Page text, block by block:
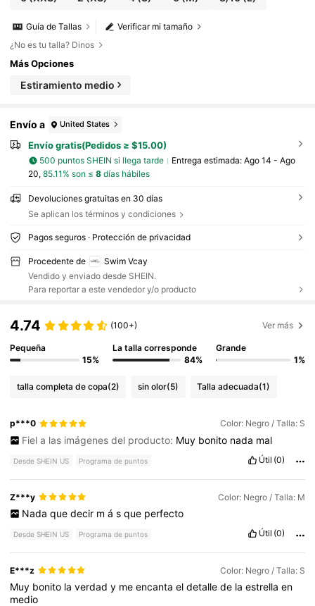
Verificar mi tamaño
Guía de Tallas
¿No es tu talla? Dinos
Más Opciones
Estiramiento medio
Envío a United States
Envío gratis(Pedidos ≥ $15.00)
500 puntos SHEIN si llega tarde Entrega estimada: Ago 14 - Ago
20, 85.11% son ≤ 8días hábiles
Devoluciones gratuitas en 30 días
Se aplican los términos y condiciones
Pagos seguros · Protección de privacidad
Procedente de
Swim Vcay
Vendido y enviado desde SHEIN.
Para reportar a este vendedor y/o producto
4.74 (100+) Ver más
Pequeña
15%
La talla corresponde
84%
Grande
1%
talla completa de copa(2) sin olor(5) Talla adecuada(1)
p***0 Color: Negro / Talla: S
Fiel a las imágenes del producto: Muy bonito nada mal
Desde SHEIN US Programa de puntos Útil (0)
Z***y Color: Negro / Talla: M
Nada que decir m á s que perfecto
Desde SHEIN US Programa de puntos Útil (0)
E***z Color: Negro / Talla: S
Muy bonito laverdady meencantaeldetallede laestrellaen
medio